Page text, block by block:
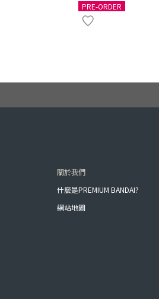
PRE-ORDER
關於我們
什麼是PREMIUM BANDAI?
網站地圖